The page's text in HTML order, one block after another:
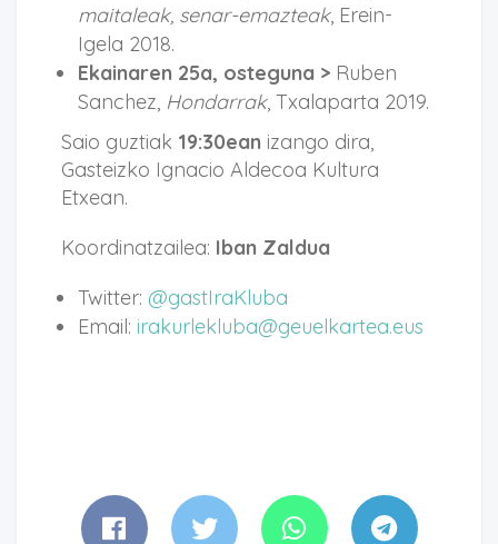
maitaleak, senar-emazteak, Erein-
Igela 2018.
Ekainaren 25a, osteguna > Ruben
Sanchez, Hondarrak, Txalaparta 2019.
Saio guztiak 19:30ean izango dira,
Gasteizko Ignacio Aldecoa Kultura
Etxean.
Koordinatzailea: Iban Zaldua
Twitter: @gastIraKluba
Email: irakurlekluba@geuelkartea.eus